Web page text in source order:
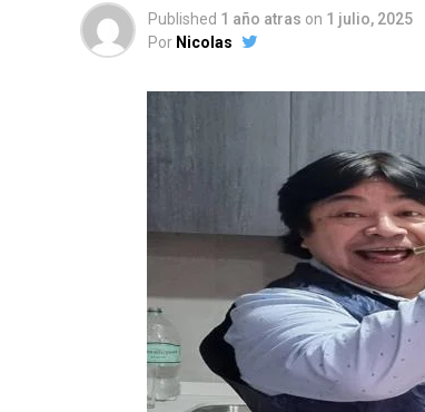
Published 1 año atras on 1 julio, 2025
Por Nicolas